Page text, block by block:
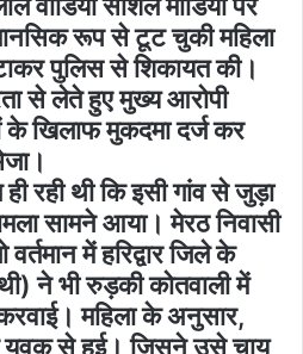
रूप से टूट चुकी महिला
पुलिस से शिकायत की।
से लेते हुए मुख्य आरोपी
के खिलाफ मुकदमा दर्ज कर
रही थी कि इसी गांव से जुड़ा
सामने आया। मेरठ निवासी
में हरिद्वार जिले के
ने भी रुड़की कोतवाली में
महिला के अनुसार,
युवक से हुई। जिसने उसे चाय